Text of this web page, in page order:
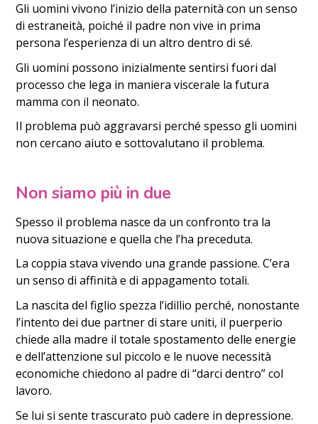
Gli uomini vivono l’inizio della paternità con un senso
di estraneità, poiché il padre non vive in prima
persona l’esperienza di un altro dentro di sé.
Gli uomini possono inizialmente sentirsi fuori dal
processo che lega in maniera viscerale la futura
mamma con il neonato.
Il problema può aggravarsi perché spesso gli uomini
non cercano aiuto e sottovalutano il problema.
Non siamo più in due
Spesso il problema nasce da un confronto tra la
nuova situazione e quella che l’ha preceduta.
La coppia stava vivendo una grande passione. C’era
un senso di affinità e di appagamento totali.
La nascita del figlio spezza l’idillio perché, nonostante
l’intento dei due partner di stare uniti, il puerperio
chiede alla madre il totale spostamento delle energie
e dell’attenzione sul piccolo e le nuove necessità
economiche chiedono al padre di “darci dentro” col
lavoro.
Se lui si sente trascurato può cadere in depressione.